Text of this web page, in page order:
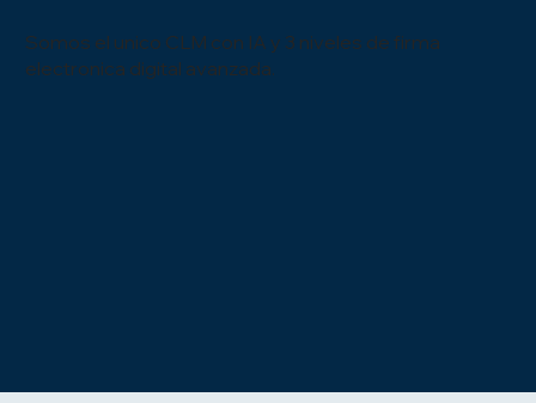
Somos el unico CLM con IA y 3 niveles de firma
electronica digital avanzada.